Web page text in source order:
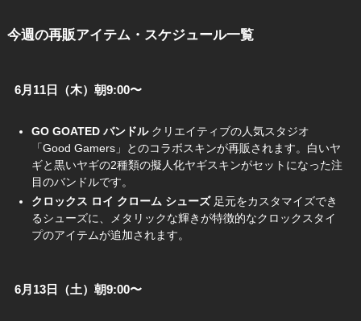
今週の再販アイテム・スケジュール一覧
6月11日（木）朝9:00〜
GO GOATED バンドルクリエイティブの人気スタジオ
「Good Gamers」とのコラボスキンが再販されます。白いヤ
ギと黒いヤギの2種類の擬人化ヤギスキンがセットになった注
目のバンドルです。
クロックス ロイ クローム シューズ足元をカスタマイズでき
るシューズに、メタリックな輝きが特徴的なクロックスタイ
プのアイテムが追加されます。
6月13日（土）朝9:00〜